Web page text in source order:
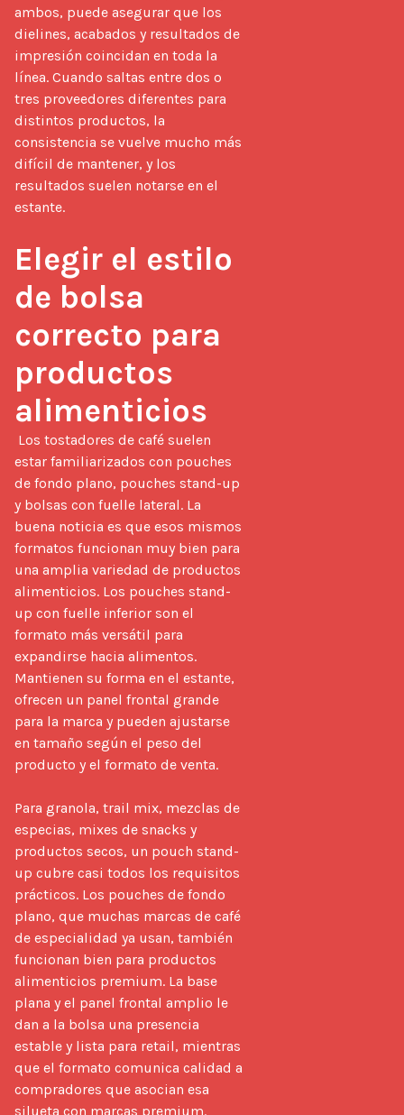
ambos, puede asegurar que los
dielines, acabados y resultados de
impresión coincidan en toda la
línea. Cuando saltas entre dos o
tres proveedores diferentes para
distintos productos, la
consistencia se vuelve mucho más
difícil de mantener, y los
resultados suelen notarse en el
estante.
Elegir el estilo
de bolsa
correcto para
productos
alimenticios
estar familiarizados con pouches
de fondo plano, pouches stand-up
y bolsas con fuelle lateral. La
buena noticia es que esos mismos
formatos funcionan muy bien para
una amplia variedad de productos
alimenticios. Los pouches stand-
up con fuelle inferior son el
formato más versátil para
expandirse hacia alimentos.
Mantienen su forma en el estante,
ofrecen un panel frontal grande
para la marca y pueden ajustarse
en tamaño según el peso del
producto y el formato de venta.
Para granola, trail mix, mezclas de
especias, mixes de snacks y
productos secos, un pouch stand-
up cubre casi todos los requisitos
prácticos. Los pouches de fondo
plano, que muchas marcas de café
de especialidad ya usan, también
funcionan bien para productos
alimenticios premium. La base
plana y el panel frontal amplio le
dan a la bolsa una presencia
estable y lista para retail, mientras
que el formato comunica calidad a
compradores que asocian esa
silueta con marcas premium.